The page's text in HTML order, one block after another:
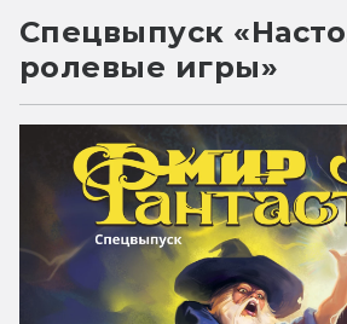
Спецвыпуск
ролевые игры»